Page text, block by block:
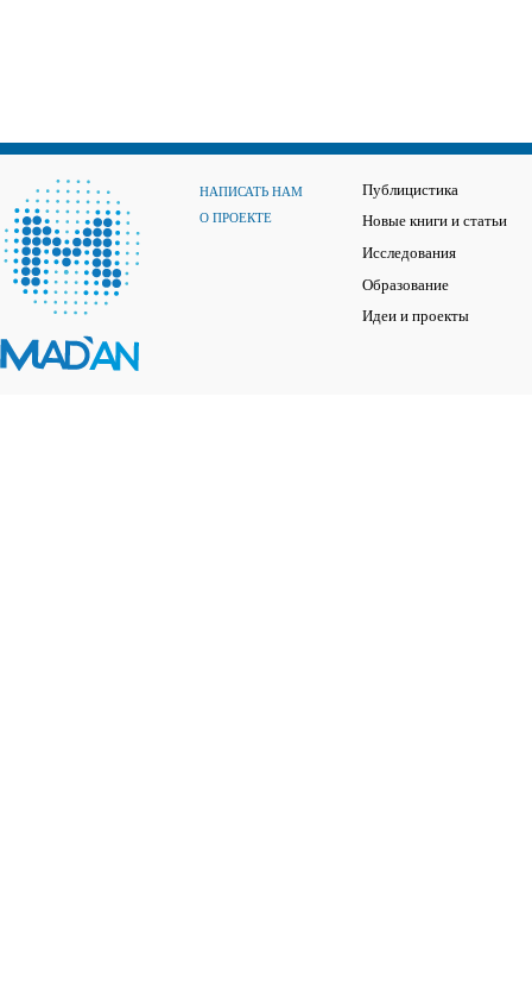
НАПИСАТЬ НАМ
О ПРОЕКТЕ
Публицистика
Новые книги и статьи
Исследования
Образование
Идеи и проекты